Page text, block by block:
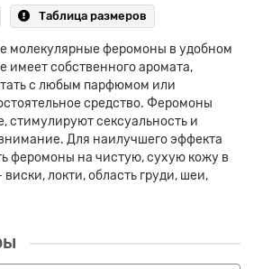
Таблица размеров
молекулярные феромоны в удобном
имеет собственного аромата,
с любым парфюмом или
средство. Феромоны
стимулируют сексуальность и
Для наилучшего эффекта
феромоны на чистую, сухую кожу в
локти, область груди, шеи,